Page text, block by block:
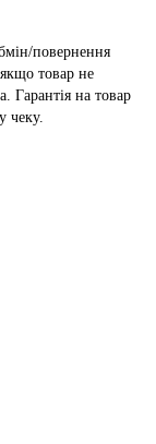
повернення
товар не
Гарантія на товар
чеку.